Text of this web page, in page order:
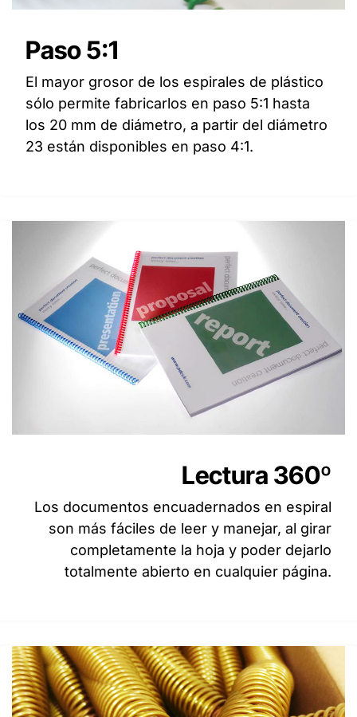
Paso 5:1
El mayor grosor de los espirales de plástico
sólo permite fabricarlos en paso 5:1 hasta
los 20 mm de diámetro, a partir del diámetro
23 están disponibles en paso 4:1.
Lectura 360º
Los documentos encuadernados en espiral
son más fáciles de leer y manejar, al girar
completamente la hoja y poder dejarlo
totalmente abierto en cualquier página.